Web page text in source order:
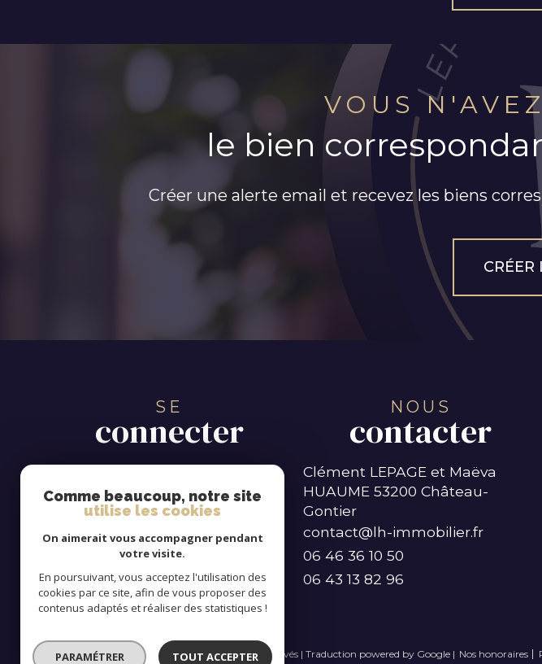
VOUS
le bien
Créer une alerte email et recevez les biens
CRÉER
SE
connecter
NOUS
contacter
06 43 13 82 96
06 46 36 10 50
contact@lh-immobilier.fr
Clément LEPAGE et Maëva
HUAUME 53200 Château-
Gontier
© 2026 | Tous droits réservés | Traduction powered by Google | Nos honoraires
Comme beaucoup, notre site
utilise les cookies
On aimerait vous accompagner pendant
votre visite.
En poursuivant, vous acceptez l'utilisation des
cookies par ce site, afin de vous proposer des
contenus adaptés et réaliser des statistiques !
PARAMÉTRER TOUT ACCEPTER